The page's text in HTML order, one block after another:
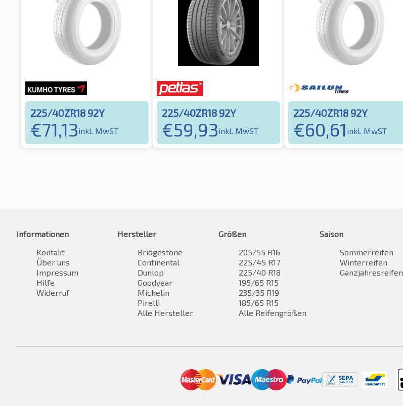
225/40ZR18 92Y
€71,13inkl. MwST
225/40ZR18 92Y
€59,93inkl. MwST
225/40ZR18 92Y
€60,61 inkl. MwST
Informationen
Kontakt
Über uns
Impressum
Hilfe
Widerruf
Hersteller
Bridgestone
Continental
Dunlop
Goodyear
Michelin
Pirelli
Alle Hersteller
Größen
205/55 R16
225/45 R17
225/40 R18
195/65 R15
235/35 R19
185/65 R15
Alle Reifengrößen
Saison
Sommerreifen
Winterreifen
Ganzjahresreifen